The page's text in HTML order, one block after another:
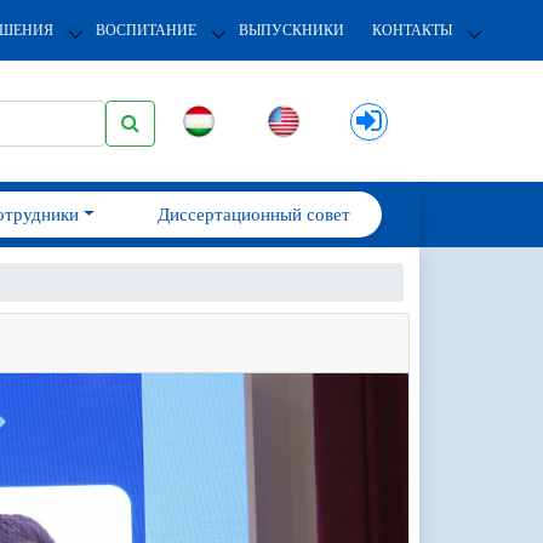
ВОСПИТАНИЕ ВЫПУСКНИКИ КОНТАКТЫ
Диссертационный совет